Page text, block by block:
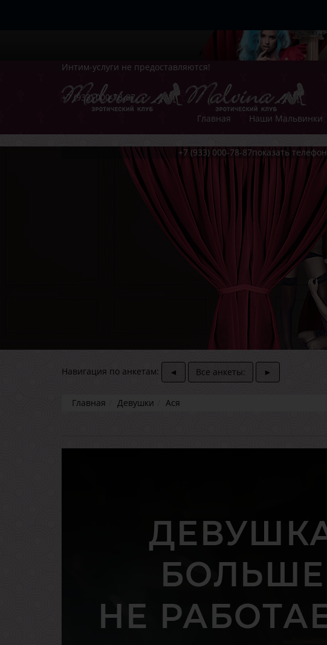
Интим-услуги не предоставляются!
+7 (933) 000-78-87
Главная
Наши Мальвинки
+7 (933) 000-78-87показать телефон
Навигация по анкетам: ◄ Все анкеты: ►
Главная Девушки Ася